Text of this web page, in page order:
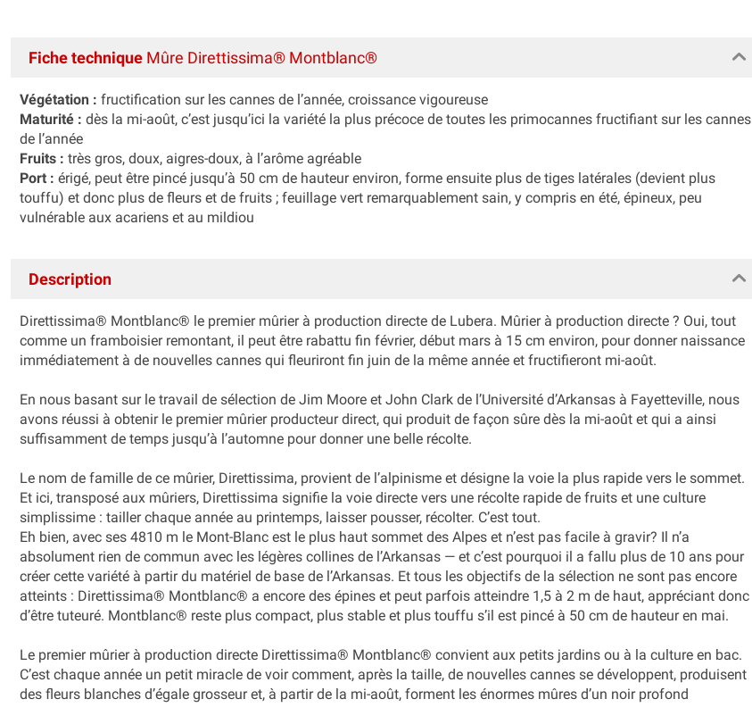
Fiche technique Mûre Direttissima® Montblanc®
Végétation : fructification sur les cannes de l’année, croissance vigoureuse
Maturité : dès la mi-août, c’est jusqu’ici la variété la plus précoce de toutes les primocannes fructifiant sur les cannes
de l’année
Fruits : très gros, doux, aigres-doux, à l’arôme agréable
Port : érigé, peut être pincé jusqu’à 50 cm de hauteur environ, forme ensuite plus de tiges latérales (devient plus
touffu) et donc plus de fleurs et de fruits ; feuillage vert remarquablement sain, y compris en été, épineux, peu
vulnérable aux acariens et au mildiou
Description
Direttissima® Montblanc® le premier mûrier à production directe de Lubera. Mûrier à production directe ? Oui, tout
comme un framboisier remontant, il peut être rabattu fin février, début mars à 15 cm environ, pour donner naissance
immédiatement à de nouvelles cannes qui fleuriront fin juin de la même année et fructifieront mi-août.
En nous basant sur le travail de sélection de Jim Moore et John Clark de l’Université d’Arkansas à Fayetteville, nous
avons réussi à obtenir le premier mûrier producteur direct, qui produit de façon sûre dès la mi-août et qui a ainsi
suffisamment de temps jusqu’à l’automne pour donner une belle récolte.
Le nom de famille de ce mûrier, Direttissima, provient de l’alpinisme et désigne la voie la plus rapide vers le sommet.
Et ici, transposé aux mûriers, Direttissima signifie la voie directe vers une récolte rapide de fruits et une culture
simplissime : tailler chaque année au printemps, laisser pousser, récolter. C’est tout.
Eh bien, avec ses 4810 m le Mont-Blanc est le plus haut sommet des Alpes et n’est pas facile à gravir? Il n’a
absolument rien de commun avec les légères collines de l’Arkansas — et c’est pourquoi il a fallu plus de 10 ans pour
créer cette variété à partir du matériel de base de l’Arkansas. Et tous les objectifs de la sélection ne sont pas encore
atteints : Direttissima® Montblanc® a encore des épines et peut parfois atteindre 1,5 à 2 m de haut, appréciant donc
d’être tuteuré. Montblanc® reste plus compact, plus stable et plus touffu s’il est pincé à 50 cm de hauteur en mai.
Le premier mûrier à production directe Direttissima® Montblanc® convient aux petits jardins ou à la culture en bac.
C’est chaque année un petit miracle de voir comment, après la taille, de nouvelles cannes se développent, produisent
des fleurs blanches d’égale grosseur et, à partir de la mi-août, forment les énormes mûres d’un noir profond